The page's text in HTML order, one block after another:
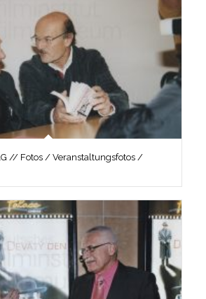
// Fotos / Veranstaltungsfotos /